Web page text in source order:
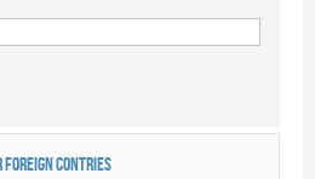
CONTRIES